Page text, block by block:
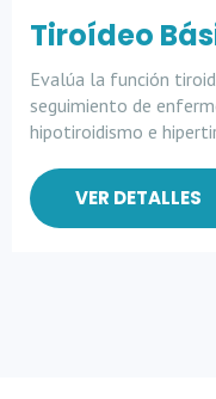
Tiroídeo
Evalúa la función
seguimiento de
hipotiroidismo e
VER DETALLES